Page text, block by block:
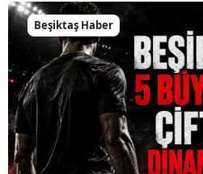
Beşiktaş Haber